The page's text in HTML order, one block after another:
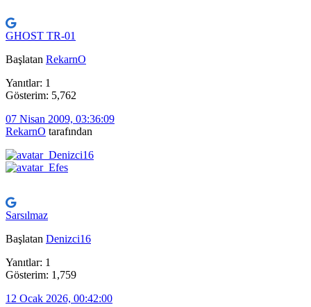
GHOST TR-01
Başlatan RekarnO
Yanıtlar: 1
Gösterim: 5,762
07 Nisan 2009, 03:36:09
RekarnO tarafından
Sarsılmaz
Başlatan Denizci16
Yanıtlar: 1
Gösterim: 1,759
12 Ocak 2026, 00:42:00